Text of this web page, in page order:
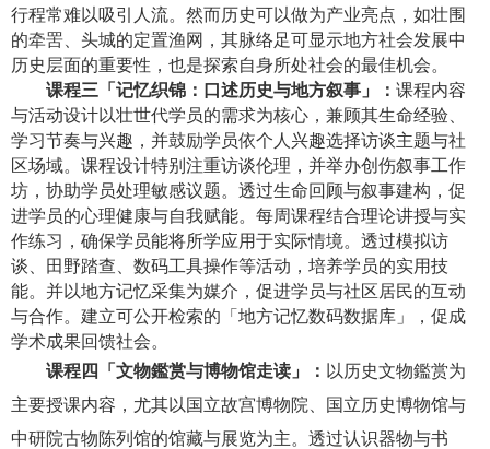
行程常难以吸引人流。然而历史可以做为产业亮点，如壮围
的牵罟、头城的定置渔网，其脉络足可显示地方社会发展中
历史层面的重要性，也是探索自身所处社会的最佳机会。
课程三「记忆织锦：口述历史与地方叙事」： 课程内容
与活动设计以壮世代学员的需求为核心，兼顾其生命经验、
学习节奏与兴趣，并鼓励学员依个人兴趣选择访谈主题与社
区场域。课程设计特别注重访谈伦理，并举办创伤叙事工作
坊，协助学员处理敏感议题。透过生命回顾与叙事建构，促
进学员的心理健康与自我赋能。每周课程结合理论讲授与实
作练习，确保学员能将所学应用于实际情境。透过模拟访
谈、田野踏查、数码工具操作等活动，培养学员的实用技
能。并以地方记忆采集为媒介，促进学员与社区居民的互动
与合作。建立可公开检索的「地方记忆数码数据库」，促成
学术成果回馈社会。
课程四「文物鑑赏与博物馆走读」： 以历史文物鑑赏为
主要授课内容，尤其以国立故宫博物院、国立历史博物馆与
中研院古物陈列馆的馆藏与展览为主。透过认识器物与书